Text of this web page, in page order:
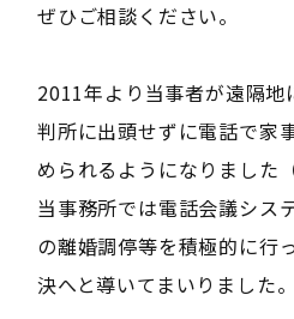
ぜひご相談ください。
2011年より当事者が遠隔地
判所に出頭せずに電話で家
められるようになりました
当事務所では電話会議シス
の離婚調停等を積極的に行
決へと導いてまいりました。